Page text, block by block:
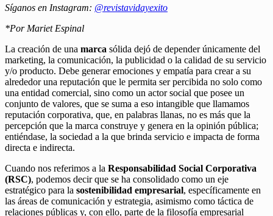
Síganos en Instagram: @revistavidayexito
*Por Mariet Espinal
La creación de una marca sólida dejó de depender únicamente del
marketing, la comunicación, la publicidad o la calidad de su servicio
y/o producto. Debe generar emociones y empatía para crear a su
alrededor una reputación que le permita ser percibida no solo como
una entidad comercial, sino como un actor social que posee un
conjunto de valores, que se suma a eso intangible que llamamos
reputación corporativa, que, en palabras llanas, no es más que la
percepción que la marca construye y genera en la opinión pública;
entiéndase, la sociedad a la que brinda servicio e impacta de forma
directa e indirecta.
Cuando nos referimos a la Responsabilidad Social Corporativa
(RSC), podemos decir que se ha consolidado como un eje
estratégico para la sostenibilidad empresarial, específicamente en
las áreas de comunicación y estrategia, asimismo como táctica de
relaciones públicas y, con ello, parte de la filosofía empresarial